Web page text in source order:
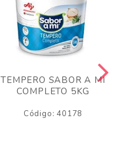
TEMPERO SABOR A MI
COMPLETO 5KG
Código: 40178